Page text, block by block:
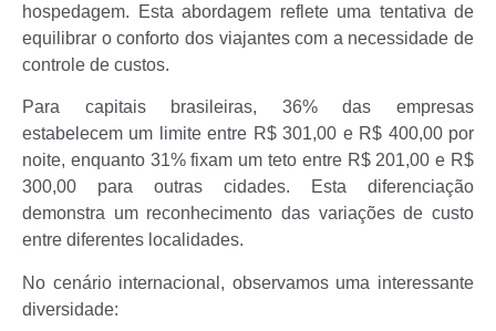
hospedagem. Esta abordagem reflete uma tentativa de
equilibrar o conforto dos viajantes com a necessidade de
controle de custos.
Para capitais brasileiras, 36% das empresas
estabelecem um limite entre R$ 301,00 e R$ 400,00 por
noite, enquanto 31% fixam um teto entre R$ 201,00 e R$
300,00 para outras cidades. Esta diferenciação
demonstra um reconhecimento das variações de custo
entre diferentes localidades.
No cenário internacional, observamos uma interessante
diversidade: